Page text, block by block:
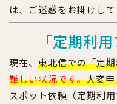
は、ご迷惑をお掛けし
「定期利
現在、 東北信での「定
難しい状況です。大変
スポット依頼（定期利